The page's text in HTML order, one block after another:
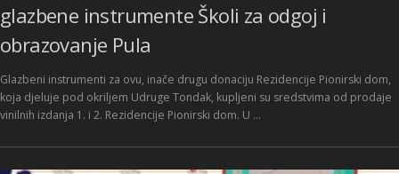
glazbene instrumente Školi za odgoj i
obrazovanje Pula
Glazbeni instrumenti za ovu, inače drugu donaciju Rezidencije Pionirski dom,
koja djeluje pod okriljem Udruge Tondak, kupljeni su sredstvima od prodaje
vinilnih izdanja 1. i 2. Rezidencije Pionirski dom. U …